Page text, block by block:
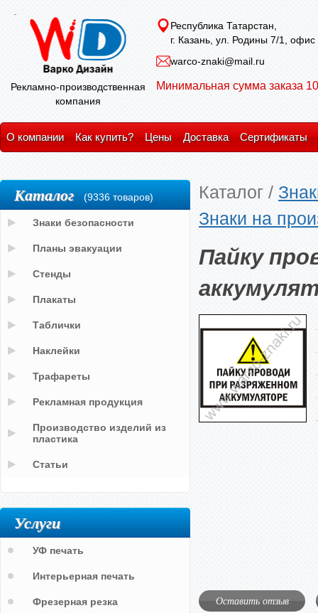
Рекламно-производственная
компания
Республика Татарстан,
г. Казань, ул. Родины 7/1, офис
warco-znaki@mail.ru
Минимальная сумма заказа
О компании Как купить? Цены Доставка Сертификаты
Каталог /
Знаки на
Пайку
Оставить отзыв
Каталог (9336 товаров)
Знаки безопасности
Планы эвакуации
Стенды
Плакаты
Таблички
Наклейки
Трафареты
Рекламная продукция
Производство изделий из
пластика
Статьи
Услуги
УФ печать
Интерьерная печать
Фрезерная резка